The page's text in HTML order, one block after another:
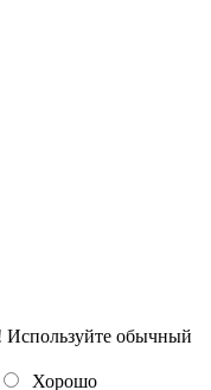
Используйте обычный
Хорошо